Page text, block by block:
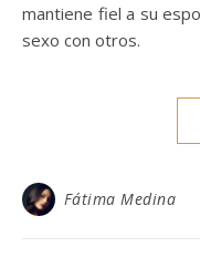
mantiene fiel a su
sexo con otros.
Fátima Medina